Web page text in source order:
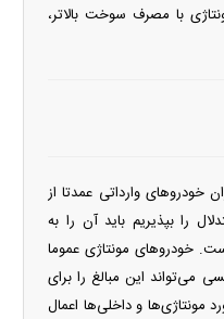
با مصرف سوخت بالاتر،
خودرو‌های وارداتی عمدتا از
را بپذیریم باید آن را به
خودرو‌های مونتاژی عموما
به حدود ۸۰۰ میلیون تومان می‌رسد. اگر کسی می‌تواند این مبالغ را برای
مونتاژی‌ها و داخلی‌ها اعمال